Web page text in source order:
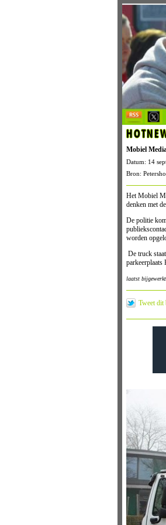
Mobiel
Datum: 14
Bron:
Het Mobiel
denken met
De politie
worden
De truck
laatst
Tweet dit